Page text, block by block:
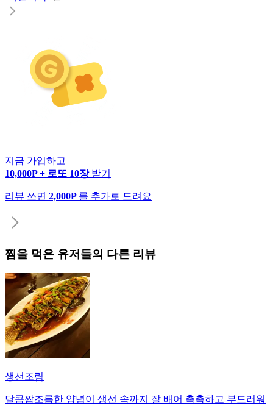
지금 가입하고
10,000P + 로또 10장 받기
리뷰 쓰면 2,000P 를 추가로 드려요
찜을 먹은 유저들의 다른 리뷰
생선조림
달콤짭조름한 양념이 생선 속까지 잘 배어 촉촉하고 부드러워